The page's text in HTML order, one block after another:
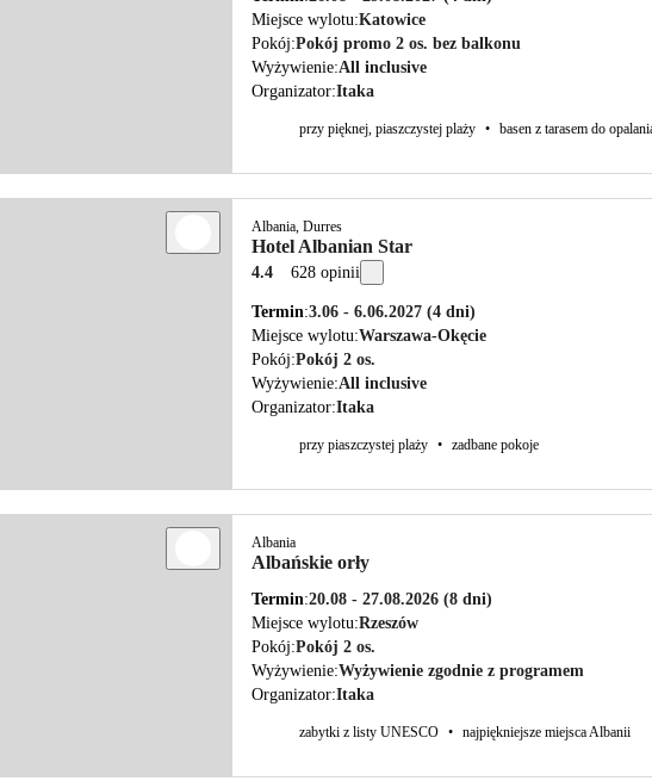
Miejsce wylotu Katowice
Pokój Pokój promo 2 os. bez balkonu
Wyżywienie All inclusive
Organizator Itaka
przy pięknej, piaszczystej plaży • basen z tarasem do
Albania, Durres
Hotel Albanian Star
4.4 628 opinii
Termin 3.06 - 6.06.2027 (4 dni)
Miejsce wylotu Warszawa-Okęcie
Pokój Pokój 2 os.
Wyżywienie All inclusive
Organizator Itaka
przy piaszczystej plaży • zadbane pokoje
Albania
Albańskie orły
Termin 20.08 - 27.08.2026 (8 dni)
Miejsce wylotu Rzeszów
Pokój Pokój 2 os.
Wyżywienie Wyżywienie zgodnie z programem
Organizator Itaka
zabytki z listy UNESCO • najpiękniejsze miejsca Albanii